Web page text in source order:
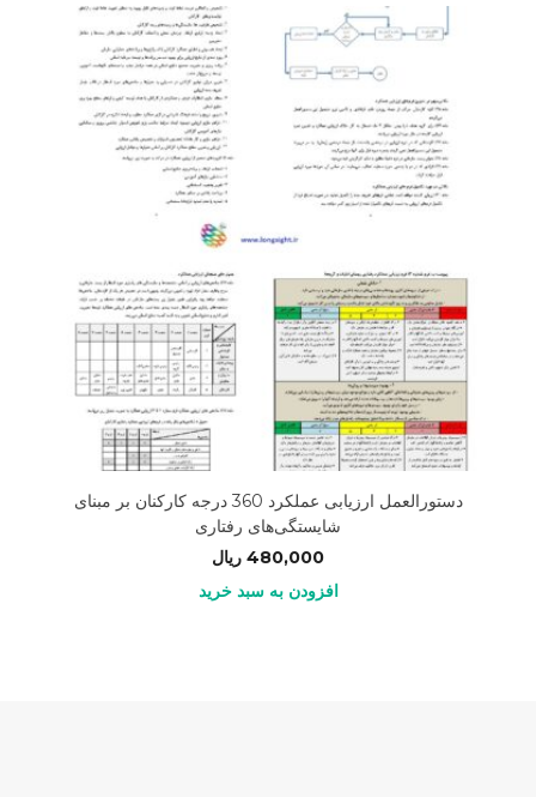
دستورالعمل ارزیابی عملکرد 360 درجه کارکنان بر مبنای
شایستگی‌های رفتاری
480,000 ریال
افزودن به سبد خرید